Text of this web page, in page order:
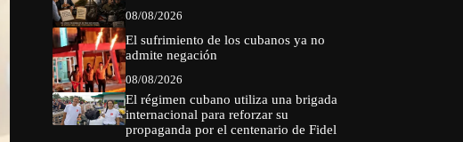
08/08/2026
El sufrimiento de los cubanos ya no
admite negación
08/08/2026
El régimen cubano utiliza una brigada
internacional para reforzar su
propaganda por el centenario de Fidel